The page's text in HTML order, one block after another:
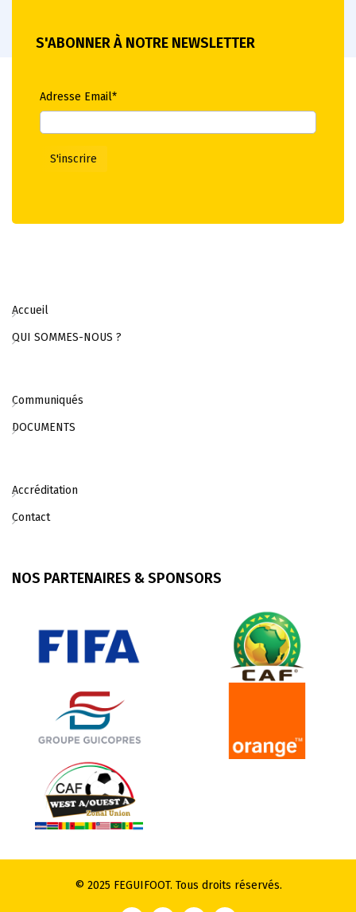
S'ABONNER À NOTRE NEWSLETTER
Adresse Email*
Accueil
QUI SOMMES-NOUS ?
Communiqués
DOCUMENTS
Accréditation
Contact
NOS PARTENAIRES & SPONSORS
© 2025 FEGUIFOOT. Tous droits réservés.